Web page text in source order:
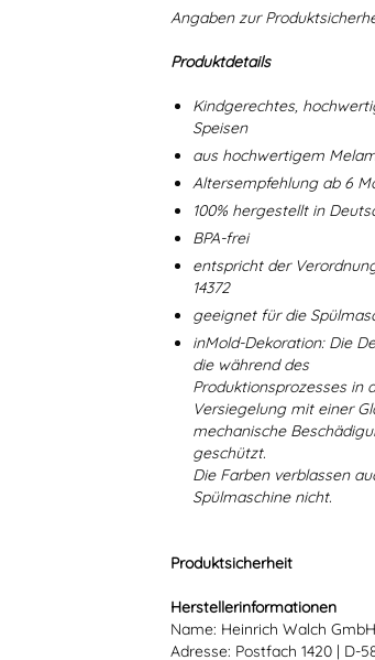
Angaben zur
Produktdetails
Kindgerechtes,
Speisen
aus hochwertigem
Altersempfehlung ab 6
100% hergestellt in
BPA-frei
entspricht der
14372
geeignet für die
inMold-Dekoration: Die
die während des
Produktionsprozesses in
Versiegelung mit einer
mechanische
geschützt.
Die Farben verblassen
Spülmaschine nicht.
Produktsicherheit
Herstellerinformationen
Name: Heinrich Walch
Adresse: Postfach 1420 | D-